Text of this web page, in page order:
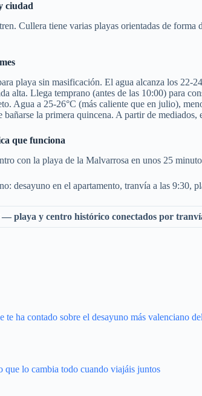
ciudad
Cullera tiene varias playas orientadas de
playa sin masificación. El agua alcanza los 22-
alta. Llega temprano (antes de las 10:00) para
Agua a 25-26°C (más caliente que en julio),
la primera quincena. A partir de mediados,
que funciona
con la playa de la Malvarrosa en unos 25
desayuno en el apartamento, tranvía a las 9:30,
— playa y centro histórico conectados por
ha contado sobre el desayuno más valenciano
que lo cambia todo cuando viajáis juntos